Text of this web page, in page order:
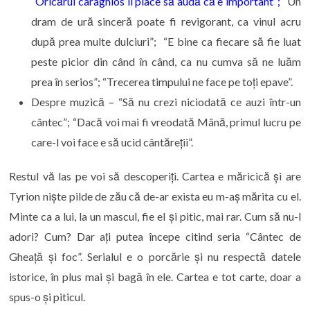
dram de ură sinceră poate fi revigorant, ca vinul acru
după prea multe dulciuri”; “E bine ca fiecare să fie luat
peste picior din când în când, ca nu cumva să ne luăm
prea în serios”; “Trecerea timpului ne face pe toți epave”.
Despre muzică – “Să nu crezi niciodată ce auzi într-un
cântec”; “Dacă voi mai fi vreodată Mână, primul lucru pe
care-l voi face e să ucid cântăreții”.
Restul vă las pe voi să descoperiți. Cartea e măricică și are
Tyrion niște pilde de zău că de-ar exista eu m-aș mărita cu el.
Minte ca a lui, la un mascul, fie el și pitic, mai rar. Cum să nu-l
adori? Cum? Dar ați putea începe citind seria “Cântec de
Gheață și foc”. Serialul e o porcărie și nu respectă datele
istorice, în plus mai și bagă în ele. Cartea e tot carte, doar a
spus-o și piticul.